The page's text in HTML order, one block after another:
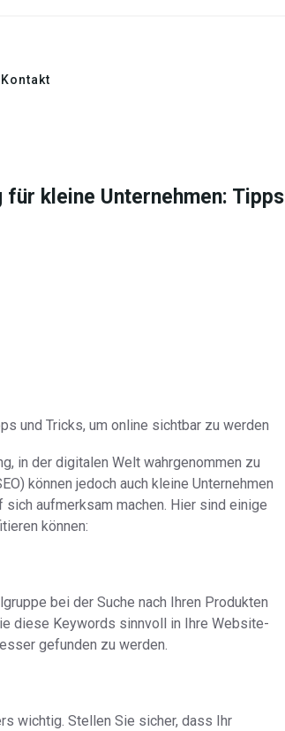
Kontakt
kleine Unternehmen: Tipps
und Tricks, um online sichtbar zu werden
in der digitalen Welt wahrgenommen zu
können jedoch auch kleine Unternehmen
aufmerksam machen. Hier sind einige
können:
bei der Suche nach Ihren Produkten
diese Keywords sinnvoll in Ihre Website-
gefunden zu werden.
wichtig. Stellen Sie sicher, dass Ihr